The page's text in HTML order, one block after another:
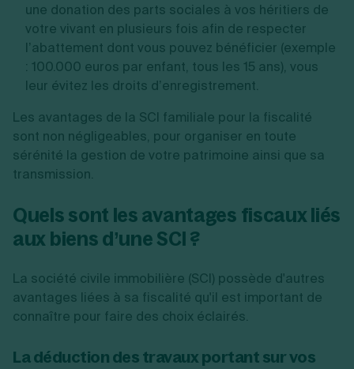
une donation des parts sociales à vos héritiers de
votre vivant en plusieurs fois afin de respecter
l’abattement dont vous pouvez bénéficier (exemple
: 100.000 euros par enfant, tous les 15 ans), vous
leur évitez les droits d’enregistrement.
Les avantages de la SCI familiale pour la fiscalité
sont non négligeables, pour organiser en toute
sérénité la gestion de votre patrimoine ainsi que sa
transmission.
Quels sont les avantages fiscaux liés
aux biens d’une SCI ?
La société civile immobilière (SCI) possède d'autres
avantages liées à sa fiscalité qu'il est important de
connaître pour faire des choix éclairés.
La déduction des travaux portant sur vos